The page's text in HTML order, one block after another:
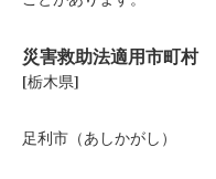
災害救助法適用市町村
[栃木県]
足利市（あしかがし）